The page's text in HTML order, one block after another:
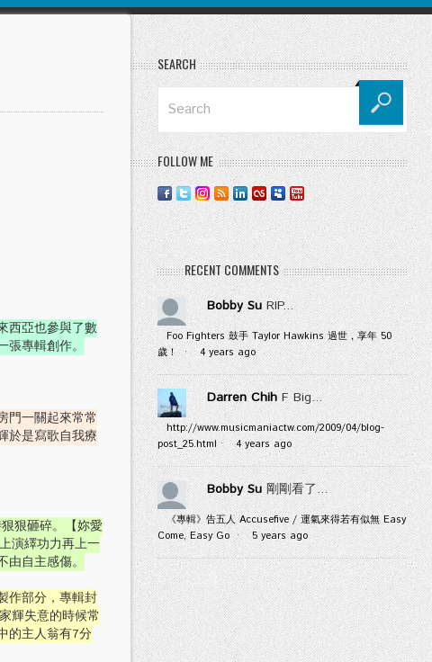
西亞也參與了數
專輯創作。
門一關起來常常
於是寫歌自我療
狠砸碎。【妳愛
演繹功力再上一
自主感傷。
作部分，專輯封
輝失意的時候常
的主人翁有7分
SEARCH
FOLLOW ME
RECENT COMMENTS
Bobby Su RIP...
Foo Fighters 鼓手 Taylor Hawkins 過世，享年 50
歲！· 4 years ago
Darren Chih F Big...
http://www.musicmaniactw.com/2009/04/blog-
post_25.html· 4 years ago
Bobby Su 剛剛看了...
《專輯》告五人 Accusefive / 運氣來得若有似無 Easy
Come, Easy Go· 5 years ago